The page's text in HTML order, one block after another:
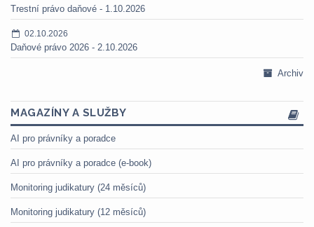
Trestní právo daňové - 1.10.2026
02.10.2026
Daňové právo 2026 - 2.10.2026
Archiv
MAGAZÍNY A SLUŽBY
AI pro právníky a poradce
AI pro právníky a poradce (e-book)
Monitoring judikatury (24 měsíců)
Monitoring judikatury (12 měsíců)